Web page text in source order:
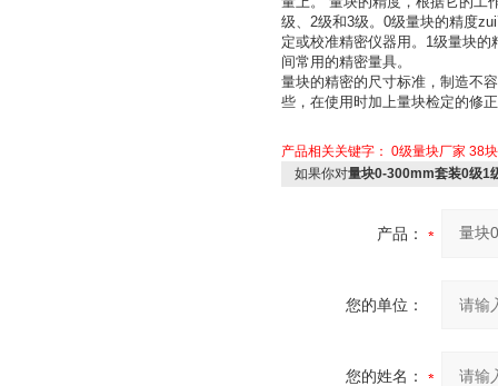
级、2级和3级。0级量块的精度
定或校准精密仪器用。1级量块
间常用的精密量具。
量块的精密的尺寸标准，制造不
些，在使用时加上量块检定的修
产品相关关键字： 0级量块厂家 38
如果你对量块0-300mm套装0级1
产品：
您的单位：
您的姓名：